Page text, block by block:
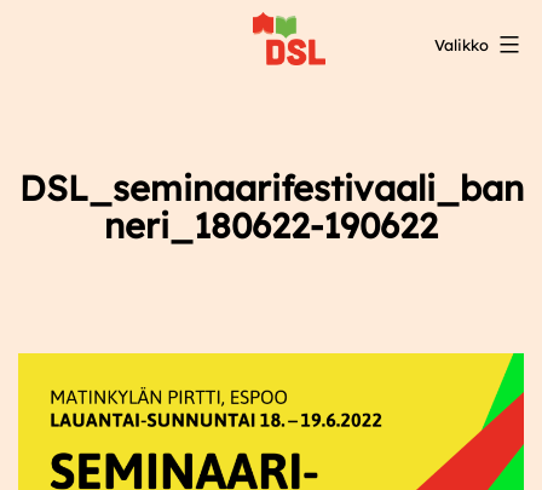
Valikko
DSL_seminaarifestivaali_ban
neri_180622-190622